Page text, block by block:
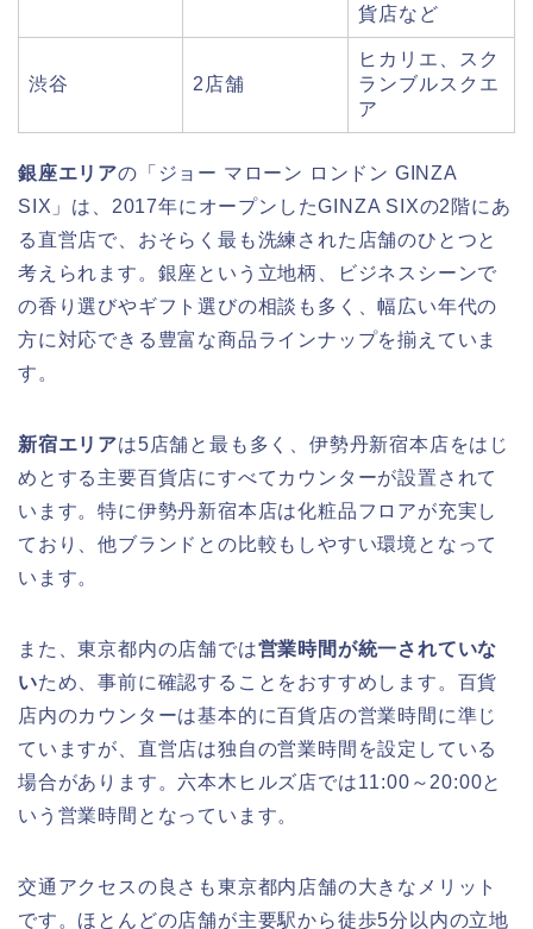
貨店など
渋谷 2店舗
ヒカリエ、スク
ランブルスクエ
ア
銀座エリアの「ジョー マローン ロンドン GINZA
SIX」は、2017年にオープンしたGINZA SIXの2階にあ
る直営店で、おそらく最も洗練された店舗のひとつと
考えられます。銀座という立地柄、ビジネスシーンで
の香り選びやギフト選びの相談も多く、幅広い年代の
方に対応できる豊富な商品ラインナップを揃えていま
す。
新宿エリアは5店舗と最も多く、伊勢丹新宿本店をはじ
めとする主要百貨店にすべてカウンターが設置されて
います。特に伊勢丹新宿本店は化粧品フロアが充実し
ており、他ブランドとの比較もしやすい環境となって
います。
また、東京都内の店舗では営業時間が統一されていな
いため、事前に確認することをおすすめします。百貨
店内のカウンターは基本的に百貨店の営業時間に準じ
ていますが、直営店は独自の営業時間を設定している
場合があります。六本木ヒルズ店では11:00～20:00と
いう営業時間となっています。
交通アクセスの良さも東京都内店舗の大きなメリット
です。ほとんどの店舗が主要駅から徒歩5分以内の立地